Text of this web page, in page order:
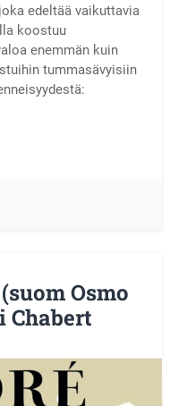
edeltää vaikuttavia
koostuu
enemmän kuin
tummasävyisiin
Osmo
Chabert